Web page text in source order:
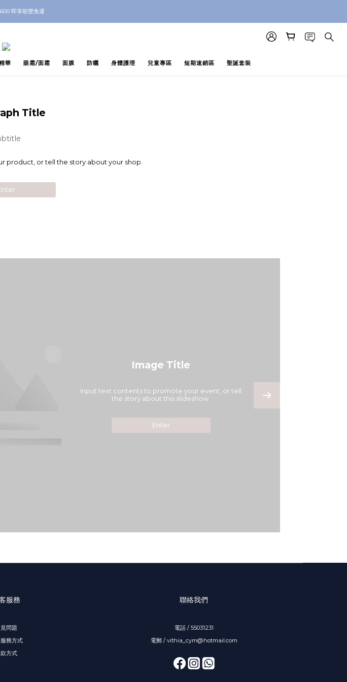
自家全效燕窩面膜 1塊 送完即止 (公價及團購產品 不參與任何優惠)
即享順豐免運
華 眼霜/面霜 面膜 防曬 身體護理 兒童專區 短期速銷區 聖誕套裝
Title
product, or tell the story about your shop.
Image Title
Input text contents to promote your event, or tell
the story about this slideshow.
Enter
服務
問題
務方式
方式
聯絡我們
電話 / 55031231
電郵 / vithia_cym@hotmail.com